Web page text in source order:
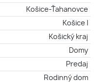
Košice-Ťahanovce
Košice I
Košický kraj
Domy
Predaj
Rodinný dom